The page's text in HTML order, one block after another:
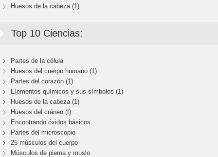
Huesos de la cabeza (1)
Top 10 Ciencias:
Partes de la célula
Huesos del cuerpo humano (1)
Partes del corazón (1)
Elementos químicos y sus símbolos (1)
Huesos de la cabeza (1)
Huesos del cráneo (I)
Encontrando óxidos básicos.
Partes del microscopio
25 músculos del cuerpo
Músculos de pierna y muslo